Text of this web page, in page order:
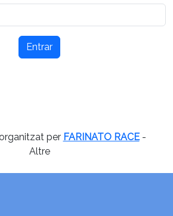
Entrar
per FARINATO RACE-
Altre